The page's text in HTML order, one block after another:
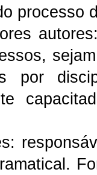
processo
por